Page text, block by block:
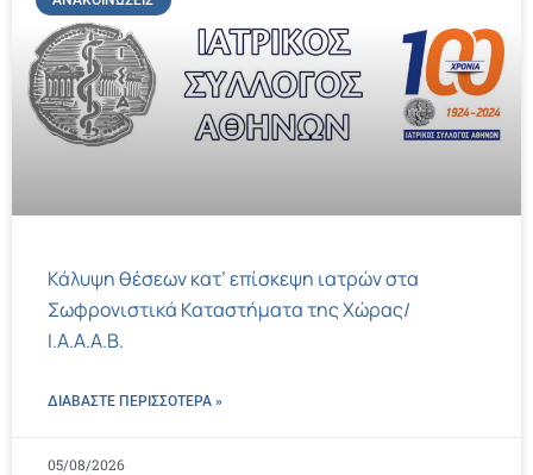
Κάλυψη θέσεων κατ’ επίσκεψη ιατρών στα
Σωφρονιστικά Καταστήματα της Χώρας/
Ι.Α.Α.Α.Β.
ΔΙΑΒΑΣΤΕ ΠΕΡΙΣΣΌΤΕΡΑ »
05/08/2026